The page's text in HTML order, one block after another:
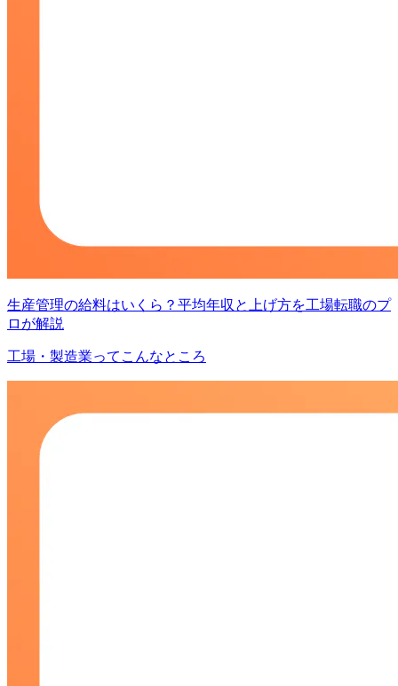
生産管理の給料はいくら？平均年収と上げ方を工場転職のプ
ロが解説
工場・製造業ってこんなところ